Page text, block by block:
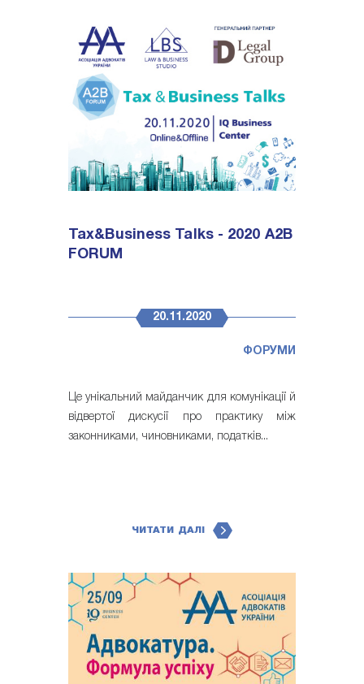
Tax&Business Talks - 2020 A2B
FORUM
20.11.2020
ФОРУМИ
Це унікальний майданчик для комунікації й
відвертої дискусії про практику між
законниками, чиновниками, податків...
ЧИТАТИ ДАЛІ